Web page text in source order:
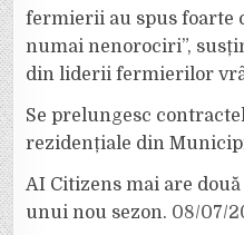
fermierii au spus foarte
numai nenorociri”,
din liderii fermierilor
Se prelungesc
rezidențiale din
AI Citizens mai are
unui nou sezon. 08/07/